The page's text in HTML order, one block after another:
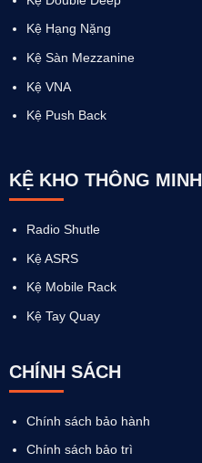
Kệ Hạng Nặng
Kệ Sàn Mezzanine
Kệ VNA
Kệ Push Back
KỆ KHO THÔNG MINH
Radio Shutle
Kệ ASRS
Kệ Mobile Rack
Kệ Tay Quay
CHÍNH SÁCH
Chính sách bảo hành
Chính sách bảo trì